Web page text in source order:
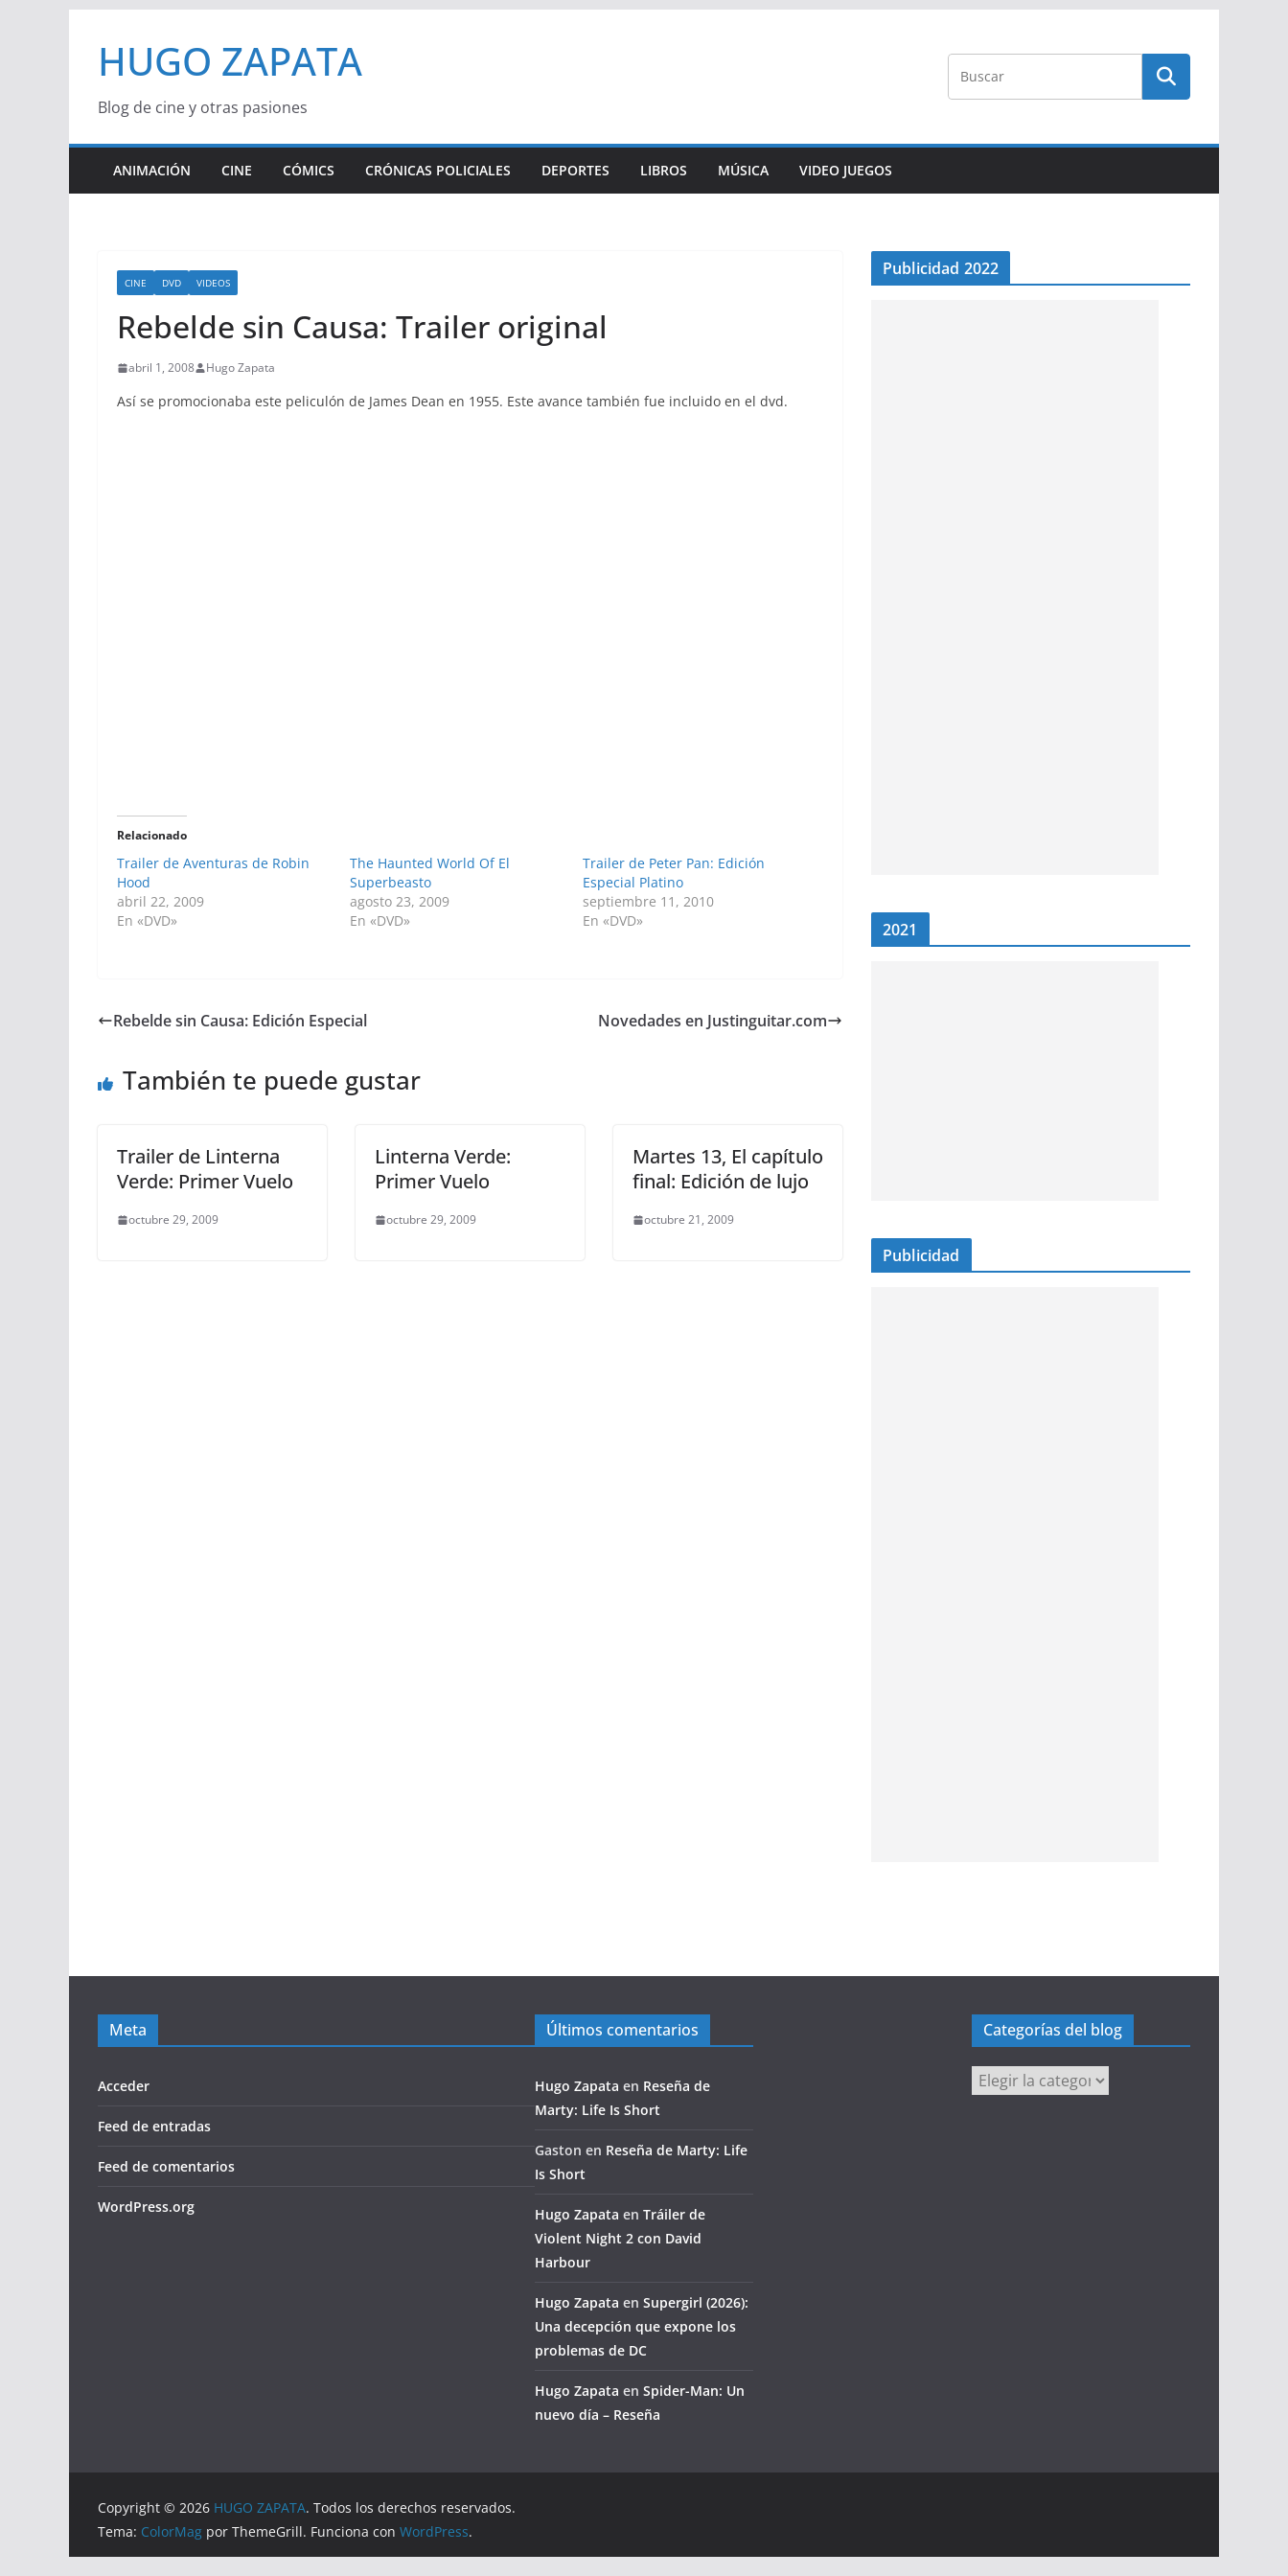
contenido
HUGO ZAPATA
Blog de cine y otras pasiones
ANIMACIÓN CINE CÓMICS CRÓNICAS POLICIALES DEPORTES LIBROS MÚSICA VIDEO JUEGOS
CINE DVD VIDEOS
Rebelde sin Causa: Trailer original
abril 1, 2008 Hugo Zapata
Así se promocionaba este peliculón de James Dean en 1955. Este avance también fue incluido en el dvd.
Relacionado
Trailer de Aventuras de Robin
Hood
abril 22, 2009
En «DVD»
The Haunted World Of El
Superbeasto
agosto 23, 2009
En «DVD»
Trailer de Peter Pan: Edición
Especial Platino
septiembre 11, 2010
En «DVD»
Rebelde sin Causa: Edición Especial Novedades en Justinguitar.com
También te puede gustar
Trailer de Linterna
Verde: Primer Vuelo
octubre 29, 2009
Linterna Verde:
Primer Vuelo
octubre 29, 2009
Martes 13, El capítulo
final: Edición de lujo
octubre 21, 2009
Publicidad 2022
2021
Publicidad
Meta
Acceder
Feed de entradas
Feed de comentarios
WordPress.org
Últimos comentarios
Hugo Zapata en Reseña de
Marty: Life Is Short
Gaston en Reseña de Marty: Life
Is Short
Hugo Zapata en Tráiler de
Violent Night 2 con David
Harbour
Hugo Zapata en Supergirl (2026):
Una decepción que expone los
problemas de DC
Hugo Zapata en Spider-Man: Un
nuevo día – Reseña
Categorías del blog
Categorías
del
Copyright © 2026 HUGO ZAPATA. Todos los derechos reservados.
Tema: ColorMag por ThemeGrill. Funciona con WordPress.